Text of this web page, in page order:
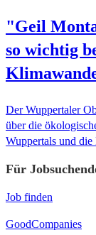
"Geil
so wichtig
Der Wuppertaler
über die
Wuppertals und
Für
Job finden
GoodCompanies